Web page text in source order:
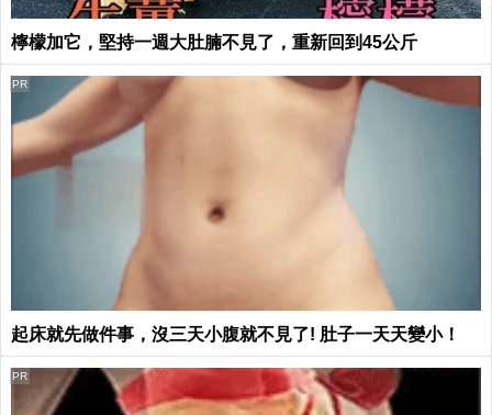
檸檬加它，堅持一週大肚腩不見了，重新回到45公斤
起床就先做件事，沒三天小腹就不見了! 肚子一天天變小！
PR
PR